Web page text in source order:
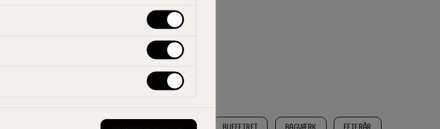
Filtre
BAGERI OG KAFFEBAR BUFFETRET BAGVÆRK EFTERÅR